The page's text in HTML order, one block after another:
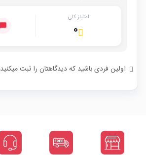
امتیاز کلی
۰
اولین فردی باشید که دیدگاهتان را ثبت میکنید